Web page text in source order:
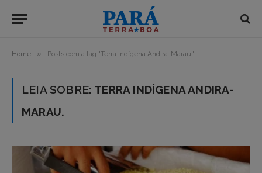
Home » Posts com a tag "Terra Indígena Andira-Marau."
LEIA SOBRE: TERRA INDÍGENA ANDIRA-
MARAU.